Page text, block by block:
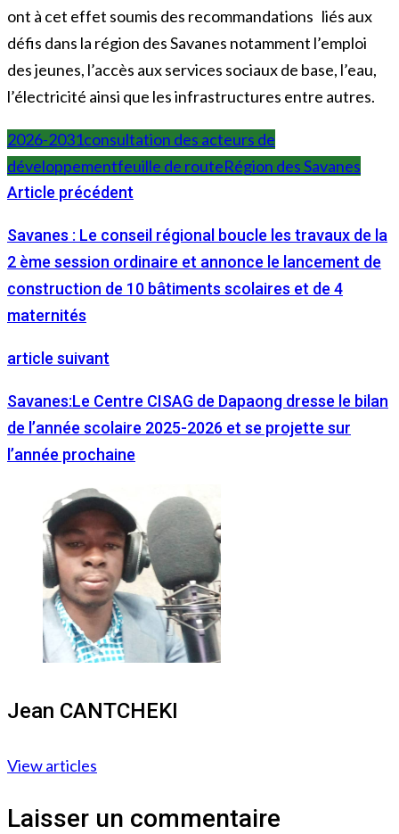
ont à cet effet soumis des recommandations liés aux
défis dans la région des Savanes notamment l’emploi
des jeunes, l’accès aux services sociaux de base, l’eau,
l’électricité ainsi que les infrastructures entre autres.
2026-2031consultation des acteurs de
développementfeuille de routeRégion des Savanes
Article précédent
Savanes : Le conseil régional boucle les travaux de la
2 ème session ordinaire et annonce le lancement de
construction de 10 bâtiments scolaires et de 4
maternités
article suivant
Savanes:Le Centre CISAG de Dapaong dresse le bilan
de l’année scolaire 2025-2026 et se projette sur
l’année prochaine
Jean CANTCHEKI
View articles
Laisser un commentaire